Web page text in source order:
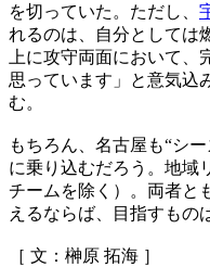
を切っていた。ただし、
れるのは、自分としては
上に攻守両面において
思っています」と意気込
む。
もちろん、名古屋も“シ
に乗り込むだろう。地域
チームを除く）。両者と
えるならば、目指すも
［ 文：榊原 拓海 ］